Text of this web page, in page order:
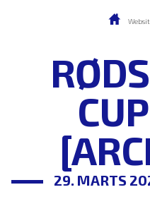
Website
29. MARTS